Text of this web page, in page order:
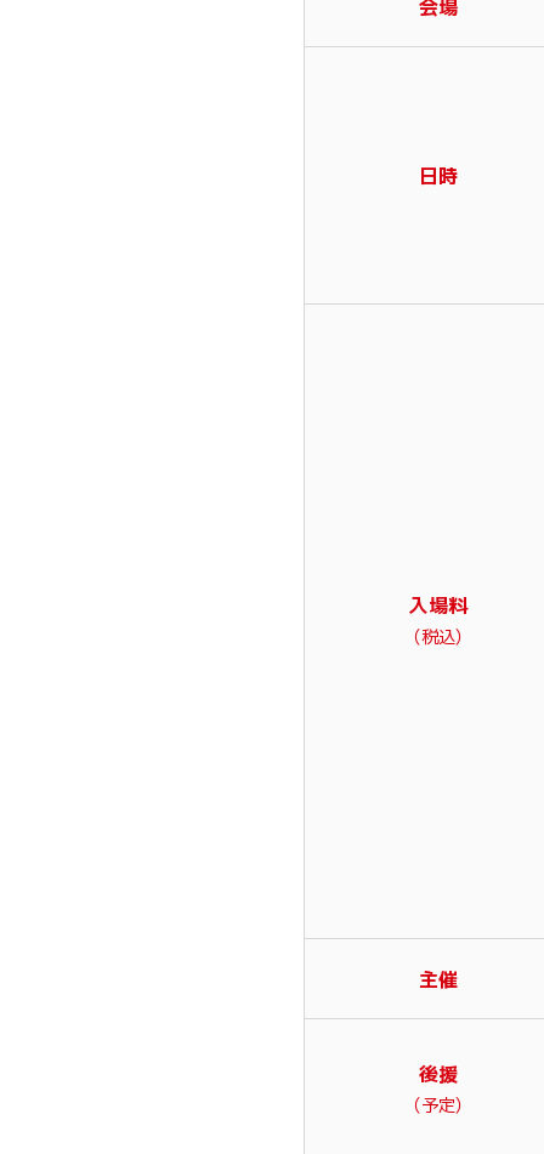
会場
日時
入場料
（税込）
主催
後援
（予定）